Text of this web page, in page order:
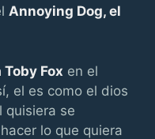
Annoying Dog, el
Fox en el
el es como el dios
quisiera se
lo que quiera